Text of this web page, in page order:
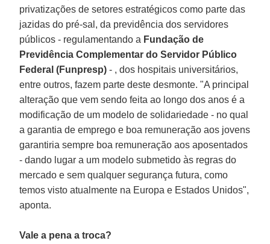
privatizações de setores estratégicos como parte das
jazidas do pré-sal, da previdência dos servidores
públicos - regulamentando a Fundação de
Previdência Complementar do Servidor Público
Federal (Funpresp) - , dos hospitais universitários,
entre outros, fazem parte deste desmonte. "A principal
alteração que vem sendo feita ao longo dos anos é a
modificação de um modelo de solidariedade - no qual
a garantia de emprego e boa remuneração aos jovens
garantiria sempre boa remuneração aos aposentados
- dando lugar a um modelo submetido às regras do
mercado e sem qualquer segurança futura, como
temos visto atualmente na Europa e Estados Unidos",
aponta.
Vale a pena a troca?